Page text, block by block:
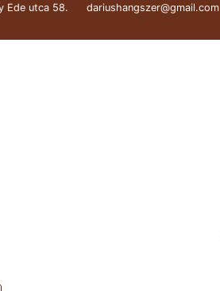
Ede utca 58. dariushangszer@gmail.com